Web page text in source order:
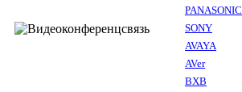
PANASONIC
SONY
AVAYA
AVer
BXB